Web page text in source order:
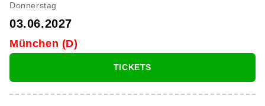
Donnerstag
03.06.2027
München (D)
TICKETS